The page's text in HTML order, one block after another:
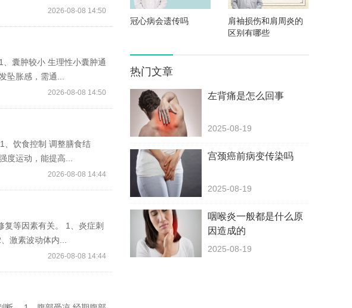
2026-08-08 14:50
囊肿较小 生理性小囊肿通
坠胀感，需通...
2026-08-08 14:50
、饮食控制 调整膳食结
度运动，能提高...
2026-08-08 14:44
等因素有关。 1、炎症刺
激素波动体内...
2026-08-08 14:44
冠心病会遗传吗
肩袖损伤和肩周炎的
区别有哪些
热门文章
左背痛是怎么回事
2025-08-19
宫颈癌前病变传染吗
2025-08-19
咽喉炎一般都是什么原
因造成的
2025-08-19